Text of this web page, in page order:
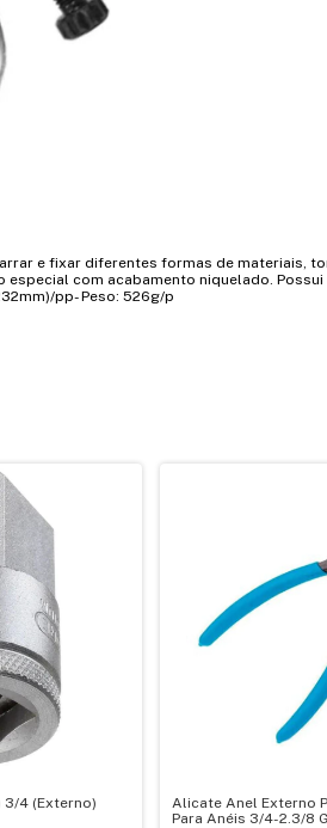
e fixar diferentes formas de materiais,
com acabamento niquelado.
pp- Peso: 526g/p
3/4 (Externo)
Alicate Anel Externo
Para Anéis 3/4-2.3/8